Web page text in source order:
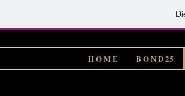
H O M E B O N D 25